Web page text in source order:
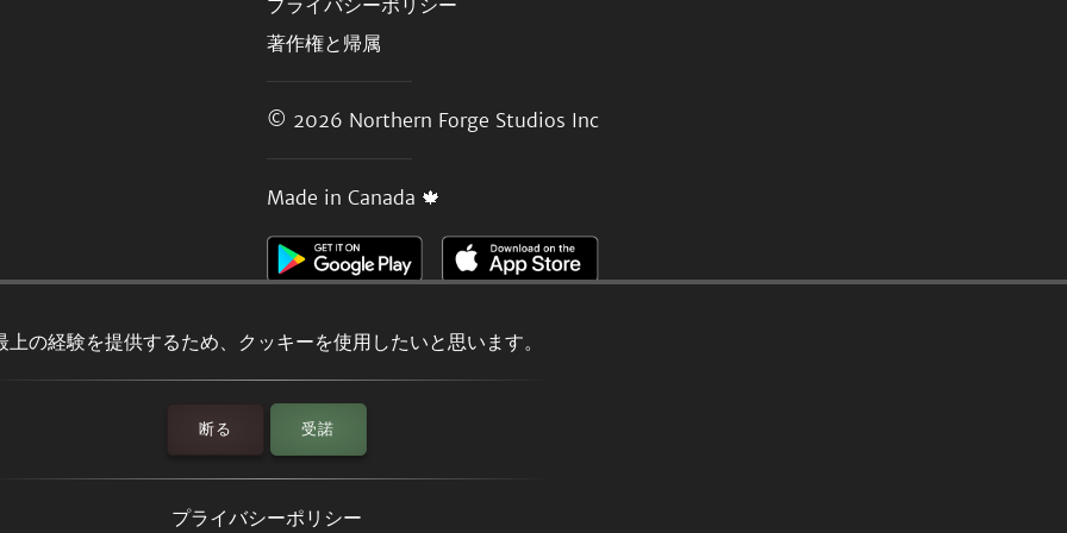
上の経験を提供するため、クッキーを使用したいと思います。
断る 受諾
プライバシーポリシー
著作権と帰属
© 2026 Northern Forge Studios Inc
Made in Canada 🍁